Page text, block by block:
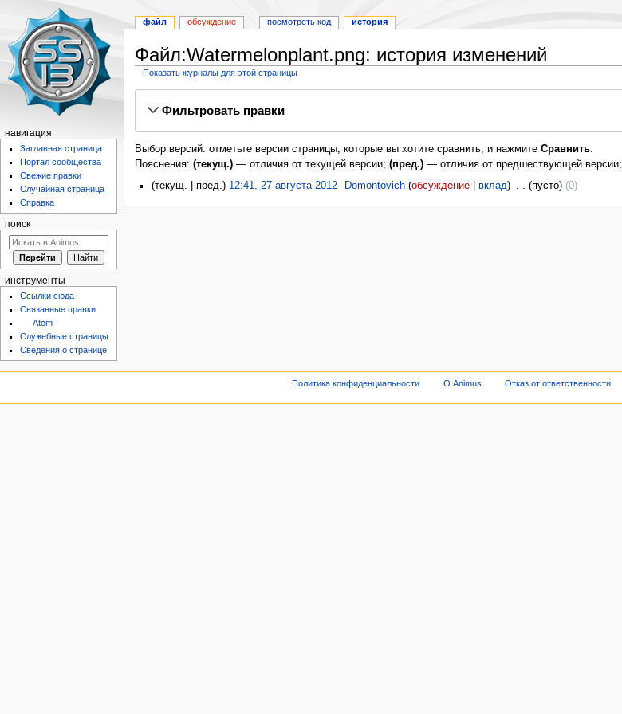
Файл:Watermelonplant.png: история изменений
Показать журналы для этой страницы
Фильтровать правки
Выбор версий: отметьте версии страницы, которые вы хотите сравнить, и нажмите Сравнить.
Пояснения: (текущ.)— отличия от текущей версии; (пред.)— отличия от предшествующей версии;
текущ.
пред. 12:41, 27 августа 2012‎ Domontovich обсуждение вклад пусто 0
файл обсуждение посмотреть код история
навигация
Заглавная страница
Портал сообщества
Свежие правки
Случайная страница
Справка
поиск
инструменты
Ссылки сюда
Связанные правки
Atom
Служебные страницы
Сведения о странице
Политика конфиденциальности О Animus Отказ от ответственности